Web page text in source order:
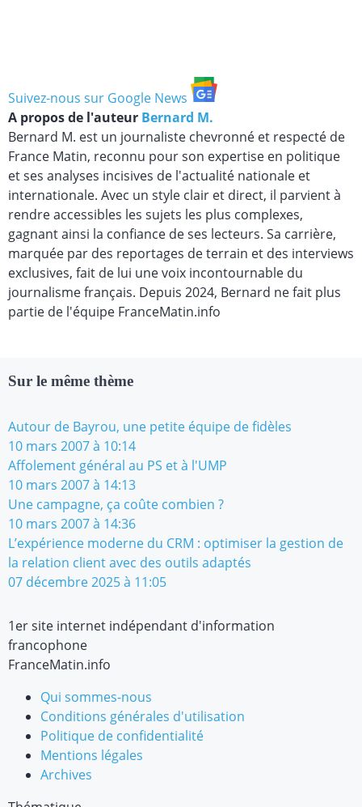
Suivez-nous sur Google News
A propos de l'auteur Bernard M.
Bernard M. est un journaliste chevronné et respecté de
France Matin, reconnu pour son expertise en politique
et ses analyses incisives de l'actualité nationale et
internationale. Avec un style clair et direct, il parvient à
rendre accessibles les sujets les plus complexes,
gagnant ainsi la confiance de ses lecteurs. Sa carrière,
marquée par des reportages de terrain et des interviews
exclusives, fait de lui une voix incontournable du
journalisme français. Depuis 2024, Bernard ne fait plus
partie de l'équipe FranceMatin.info
Sur le même thème
Autour de Bayrou, une petite équipe de fidèles
10 mars 2007 à 10:14
Affolement général au PS et à l'UMP
10 mars 2007 à 14:13
Une campagne, ça coûte combien ?
10 mars 2007 à 14:36
L’expérience moderne du CRM : optimiser la gestion de
la relation client avec des outils adaptés
07 décembre 2025 à 11:05
1er site internet indépendant d'information
francophone
FranceMatin.info
Qui sommes-nous
Conditions générales d'utilisation
Politique de confidentialité
Mentions légales
Archives